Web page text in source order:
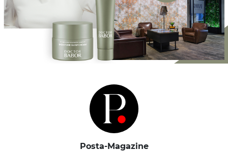
Posta-Magazine